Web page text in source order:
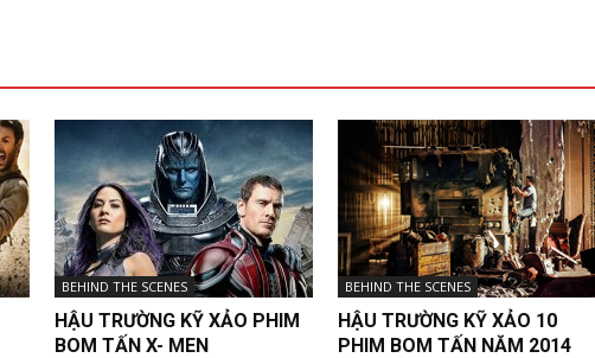
BEHIND THE SCENES
HẬU TRƯỜNG KỸ XẢO PHIM
BOM TẤN X- MEN
BEHIND THE SCENES
HẬU TRƯỜNG KỸ XẢO 10
PHIM BOM TẤN NĂM 2014